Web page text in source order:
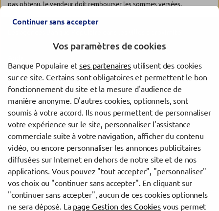
pas obtenu, le vendeur doit rembourser les sommes versées.
Sète
Béziers
Frontignan
Narbonne
Montpellier
Trouver une agence Banque Populaire
Hérault
Agde
evermaps ©
Continuer sans accepter
Vos paramètres de cookies
Banque Populaire etses partenaires utilisent des cookies
sur ce site. Certains sont obligatoires et permettent le bon
fonctionnement du site et la mesure d'audience de
manière anonyme. D'autres cookies, optionnels, sont
soumis à votre accord. Ils nous permettent de personnaliser
votre expérience sur le site, personnaliser l'assistance
commerciale suite à votre navigation, afficher du contenu
vidéo, ou encore personnaliser les annonces publicitaires
diffusées sur Internet en dehors de notre site et de nos
applications. Vous pouvez "tout accepter", "personnaliser"
vos choix ou "continuer sans accepter". En cliquant sur
"continuer sans accepter", aucun de ces cookies optionnels
ne sera déposé. La page Gestion des Cookiesvous permet